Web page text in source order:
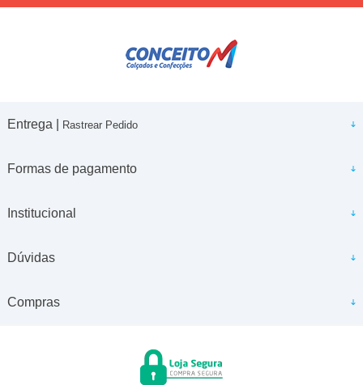
Entrega | Rastrear Pedido
Formas de pagamento
Institucional
Dúvidas
Compras